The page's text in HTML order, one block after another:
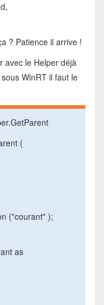
? Patience il arrive !
avec le Helper déjà
WinRT il faut le
(
("courant" );
as